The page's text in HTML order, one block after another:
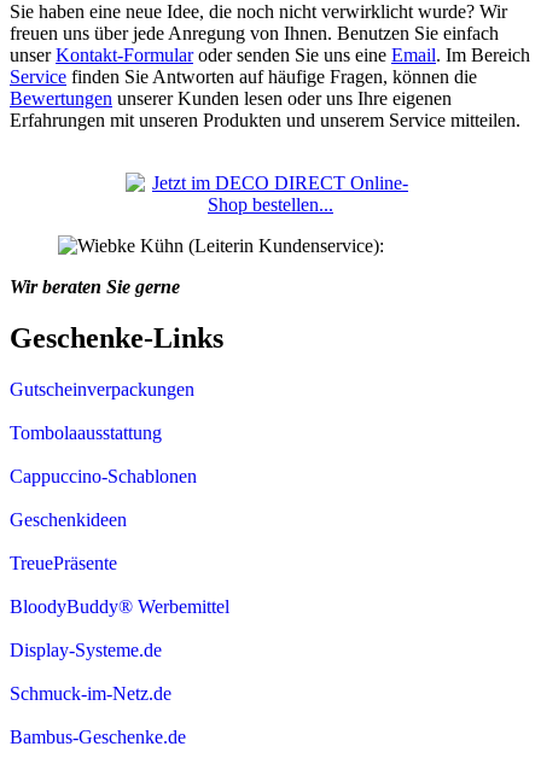
Sie haben eine neue Idee, die noch nicht verwirklicht wurde? Wir
freuen uns über jede Anregung von Ihnen. Benutzen Sie einfach
unserKontakt-Formularoder senden Sie uns eine Email. Im Bereich
Service finden Sie Antworten auf häufige Fragen, können die
Bewertungen unserer Kunden lesen oder uns Ihre eigenen
Erfahrungen mit unseren Produkten und unserem Service mitteilen.
Wir beraten Sie gerne
Geschenke-Links
Gutscheinverpackungen
Tombolaausstattung
Cappuccino-Schablonen
Geschenkideen
TreuePräsente
BloodyBuddy® Werbemittel
Display-Systeme.de
Schmuck-im-Netz.de
Bambus-Geschenke.de